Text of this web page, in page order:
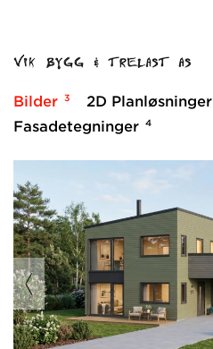
Bilder 3 2D Planløsninger
Fasadetegninger 4